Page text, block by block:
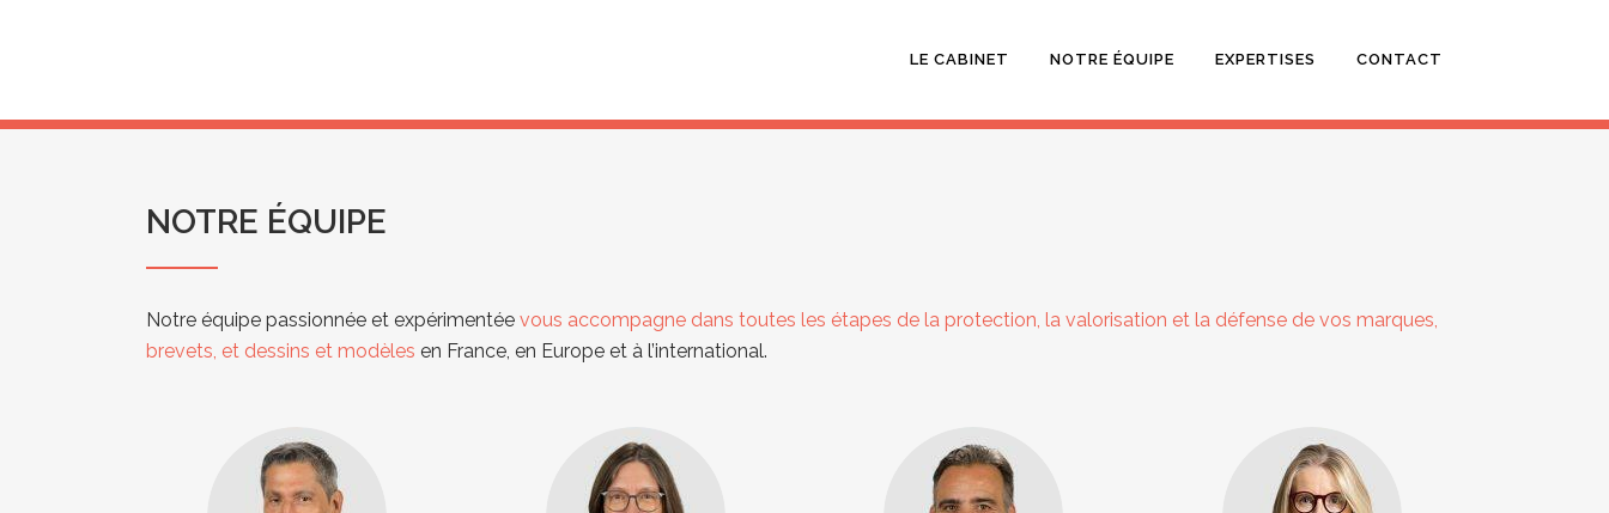
LE CABINET NOTRE ÉQUIPE EXPERTISES CONTACT
NOTRE ÉQUIPE
Notre équipe passionnée et expérimentée vous accompagne dans toutes les étapes de la protection, la valorisation et la défense de vos marques,
brevets, et dessins et modèles en France, en Europe et à l’international.